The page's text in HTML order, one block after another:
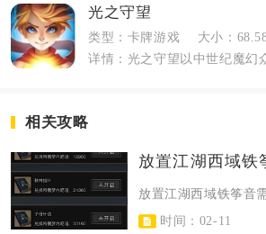
光之守望
类型：卡牌游戏
大小：
相关攻略
放置江湖西域铁
时间：02-11